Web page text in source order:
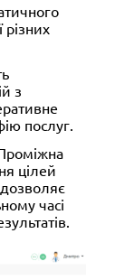
з
послуг.
цілей
часі